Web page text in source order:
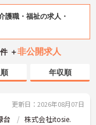
護職・福祉の求人・
件 ＋非公開求人
年収順
更新日：2026年08月07日
台 株式会社itosie.